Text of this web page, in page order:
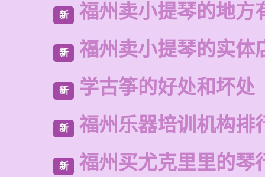
新 福州卖小提琴的地方
新 福州卖小提琴的实体
新 学古筝的好处和坏处
新 福州乐器培训机构排
新 福州买尤克里里的琴